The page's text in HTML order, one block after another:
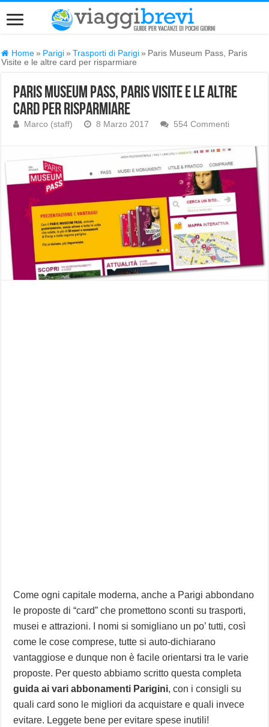
Home » Parigi » Trasporti di Parigi » Paris Museum Pass, Paris
Visite e le altre card per risparmiare
Paris Museum Pass, Paris Visite e le altre
card per risparmiare
Marco (staff) 8 Marzo 2017 554 Commenti
Come ogni capitale moderna, anche a Parigi abbondano
le proposte di “card” che promettono sconti su trasporti,
musei e attrazioni. I nomi si somigliano un po’ tutti, così
come le cose comprese, tutte si auto-dichiarano
vantaggiose e dunque non è facile orientarsi tra le varie
proposte. Per questo abbiamo scritto questa completa
guida ai vari abbonamenti Parigini, con i consigli su
quali card sono le migliori da acquistare e quali invece
evitare. Leggete bene per evitare spese inutili!